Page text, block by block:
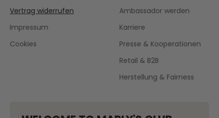
Vertrag widerrufen
Impressum
Cookies
Ambassador werden
Karriere
Presse & Kooperationen
Retail & B2B
Herstellung & Fairness